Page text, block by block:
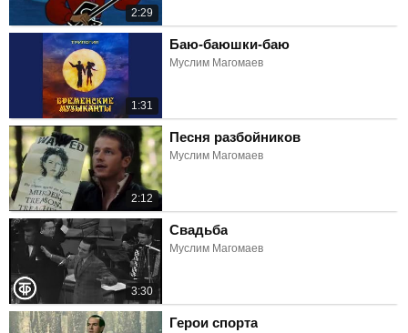
2:29
1:31
Баю-баюшки-баю
Муслим Магомаев
2:12
Песня разбойников
Муслим Магомаев
3:30
Свадьба
Муслим Магомаев
Герои спорта